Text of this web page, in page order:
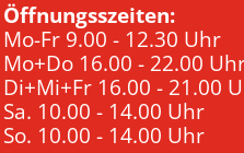
Öffnungsszeiten:
Mo-Fr 9.00 - 12.30 Uhr
Mo+Do 16.00 - 22.00
Di+Mi+Fr 16.00 - 21.00
Sa. 10.00 - 14.00 Uhr
So. 10.00 - 14.00 Uhr